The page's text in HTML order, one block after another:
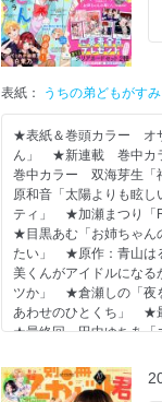
[ピンクノイズが止まらな
木内ラムネ
の心の声が聞こえるよう
試し読みコミックス電子
[花音ちゃん、恋のお仕事
春江ひかる
『推しにガチ恋しちゃ
イドルに恋を……!?
試し読みコミックス電子
田中ゆちあ
表紙： うちの弟どもがす
★表紙＆巻頭カラー オ
ん」 ★新連載 巻中カ
巻中カラー 双海芽生
原和音「太陽よりも眩
ティ」 ★加瀬まつり「
★目黒あむ「お姉ちゃ
たい」 ★原作：青山は
美くんがアイドルにな
ツか」 ★倉瀬しの「夜
あわせのひとくち」 ★
★最終回 田中ゆちあ
が気になるワケ」 ◇別
渚、泉麦歩、佑紀友恵、